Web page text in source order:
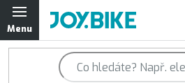
Přejít
na
obsah
Trailová kola Qayron